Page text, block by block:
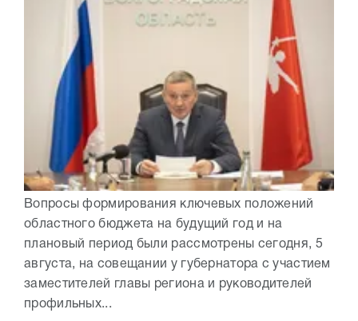
Вопросы формирования ключевых положений
областного бюджета на будущий год и на
плановый период были рассмотрены сегодня, 5
августа, на совещании у губернатора с участием
заместителей главы региона и руководителей
профильных...